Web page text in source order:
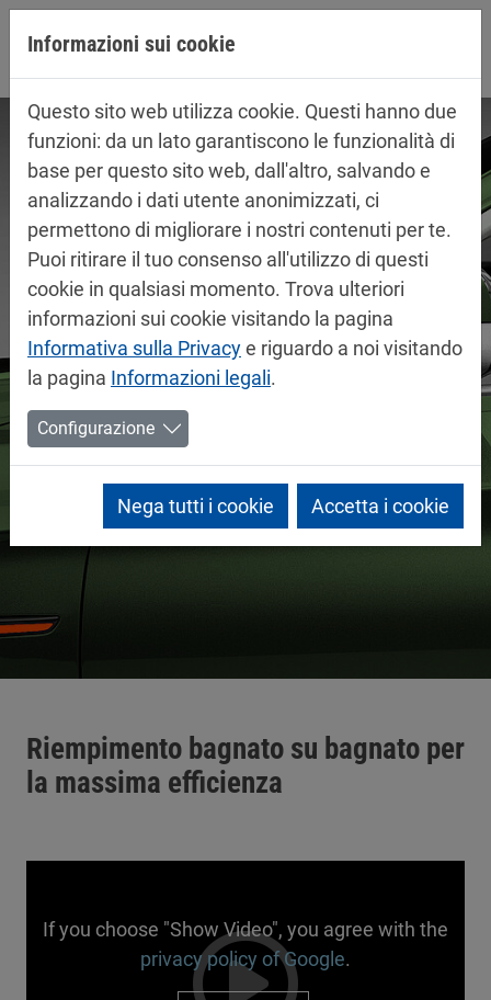
Jump directly to main navigation
Jump directly to content
Riempimento bagnato su bagnato per
la massima efficienza
If you choose "Show Video", you agree with the
privacy policy of Google.
Informazioni sui cookie
Questo sito web utilizza cookie. Questi hanno due
funzioni: da un lato garantiscono le funzionalità di
base per questo sito web, dall'altro, salvando e
analizzando i dati utente anonimizzati, ci
permettono di migliorare i nostri contenuti per te.
Puoi ritirare il tuo consenso all'utilizzo di questi
cookie in qualsiasi momento. Trova ulteriori
informazioni sui cookie visitando la pagina
Informativa sulla Privacye riguardo a noi visitando
la pagina Informazioni legali.
Configurazione
Nega tutti i cookie Accetta i cookie